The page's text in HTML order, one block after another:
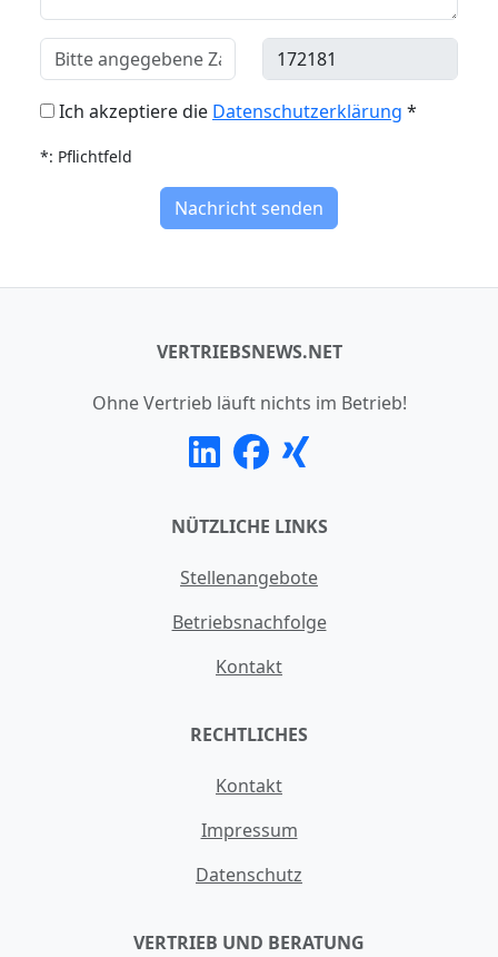
Ich akzeptiere die Datenschutzerklärung *
*: Pflichtfeld
Nachricht senden
VERTRIEBSNEWS.NET
Ohne Vertrieb läuft nichts im Betrieb!
NÜTZLICHE LINKS
Stellenangebote
Betriebsnachfolge
Kontakt
RECHTLICHES
Kontakt
Impressum
Datenschutz
VERTRIEB UND BERATUNG